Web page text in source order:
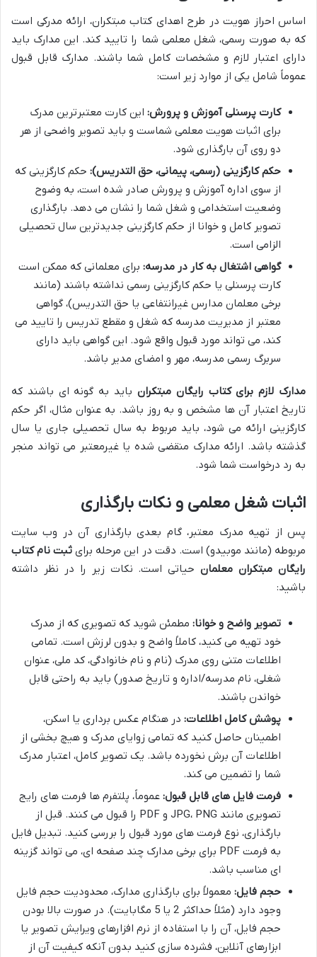
اساس احراز هویت در طرح اهدای کتاب مبتکران، ارائه مدرکی است
که به صورت رسمی، شغل معلمی شما را تایید کند. این مدارک باید
دارای اعتبار لازم و مشخصات کامل شما باشند. مدارک قابل قبول
عموماً شامل یکی از موارد زیر است:
کارت پرسنلی آموزش و پرورش: این کارت معتبرترین مدرک
برای اثبات هویت معلمی شماست و باید تصویر واضحی از هر
دو روی آن بارگذاری شود.
حکم کارگزینی (رسمی، پیمانی، حق التدریس): حکم کارگزینی که
از سوی اداره آموزش و پرورش صادر شده است، به وضوح
وضعیت استخدامی و شغل شما را نشان می دهد. بارگذاری
تصویر کامل و خوانا از حکم کارگزینی جدیدترین سال تحصیلی
الزامی است.
گواهی اشتغال به کار در مدرسه: برای معلمانی که ممکن است
کارت پرسنلی یا حکم کارگزینی رسمی نداشته باشند (مانند
برخی معلمان مدارس غیرانتفاعی یا حق التدریس)، گواهی
معتبر از مدیریت مدرسه که شغل و مقطع تدریس را تایید می
کند، می تواند مورد قبول واقع شود. این گواهی باید دارای
سربرگ رسمی مدرسه، مهر و امضای مدیر باشد.
مدارک لازم برای کتاب رایگان مبتکران باید به گونه ای باشند که
تاریخ اعتبار آن ها مشخص و به روز باشد. به عنوان مثال، اگر حکم
کارگزینی ارائه می شود، باید مربوط به سال تحصیلی جاری یا سال
گذشته باشد. ارائه مدارک منقضی شده یا غیرمعتبر می تواند منجر
به رد درخواست شما شود.
اثبات شغل معلمی و نکات بارگذاری
پس از تهیه مدرک معتبر، گام بعدی بارگذاری آن در وب سایت
مربوطه (مانند موبیدو) است. دقت در این مرحله برای ثبت نام کتاب
رایگان مبتکران معلمانحیاتی است. نکات زیر را در نظر داشته
باشید:
تصویر واضح و خوانا: مطمئن شوید که تصویری که از مدرک
خود تهیه می کنید، کاملاً واضح و بدون لرزش است. تمامی
اطلاعات متنی روی مدرک (نام و نام خانوادگی، کد ملی، عنوان
شغلی، نام مدرسه/اداره و تاریخ صدور) باید به راحتی قابل
خواندن باشند.
پوشش کامل اطلاعات: در هنگام عکس برداری یا اسکن،
اطمینان حاصل کنید که تمامی زوایای مدرک و هیچ بخشی از
اطلاعات آن برش نخورده باشد. یک تصویر کامل، اعتبار مدرک
شما را تضمین می کند.
فرمت فایل های قابل قبول: عموماً، پلتفرم ها فرمت های رایج
تصویری مانند JPG، PNG و PDF را قبول می کنند. قبل از
بارگذاری، نوع فرمت های مورد قبول را بررسی کنید. تبدیل فایل
به فرمت PDF برای برخی مدارک چند صفحه ای، می تواند گزینه
ای مناسب باشد.
حجم فایل: معمولاً برای بارگذاری مدارک، محدودیت حجم فایل
وجود دارد (مثلاً حداکثر 2 یا 5 مگابایت). در صورت بالا بودن
حجم فایل، آن را با استفاده از نرم افزارهای ویرایش تصویر یا
ابزارهای آنلاین، فشرده سازی کنید بدون آنکه کیفیت آن از